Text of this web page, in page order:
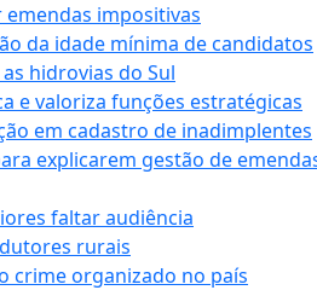
impositivas
da idade mínima de candidatos
hidrovias do Sul
e valoriza funções estratégicas
em cadastro de inadimplentes
explicarem gestão de
faltar audiência
rurais
crime organizado no país